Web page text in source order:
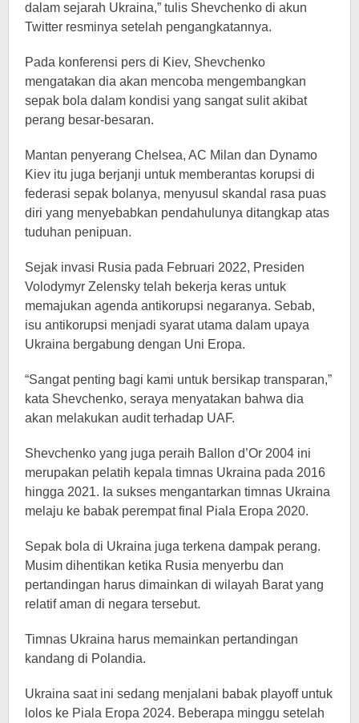
dalam sejarah Ukraina,” tulis Shevchenko di akun
Twitter resminya setelah pengangkatannya.
Pada konferensi pers di Kiev, Shevchenko
mengatakan dia akan mencoba mengembangkan
sepak bola dalam kondisi yang sangat sulit akibat
perang besar-besaran.
Mantan penyerang Chelsea, AC Milan dan Dynamo
Kiev itu juga berjanji untuk memberantas korupsi di
federasi sepak bolanya, menyusul skandal rasa puas
diri yang menyebabkan pendahulunya ditangkap atas
tuduhan penipuan.
Sejak invasi Rusia pada Februari 2022, Presiden
Volodymyr Zelensky telah bekerja keras untuk
memajukan agenda antikorupsi negaranya. Sebab,
isu antikorupsi menjadi syarat utama dalam upaya
Ukraina bergabung dengan Uni Eropa.
“Sangat penting bagi kami untuk bersikap transparan,”
kata Shevchenko, seraya menyatakan bahwa dia
akan melakukan audit terhadap UAF.
Shevchenko yang juga peraih Ballon d’Or 2004 ini
merupakan pelatih kepala timnas Ukraina pada 2016
hingga 2021. Ia sukses mengantarkan timnas Ukraina
melaju ke babak perempat final Piala Eropa 2020.
Sepak bola di Ukraina juga terkena dampak perang.
Musim dihentikan ketika Rusia menyerbu dan
pertandingan harus dimainkan di wilayah Barat yang
relatif aman di negara tersebut.
Timnas Ukraina harus memainkan pertandingan
kandang di Polandia.
Ukraina saat ini sedang menjalani babak playoff untuk
lolos ke Piala Eropa 2024. Beberapa minggu setelah